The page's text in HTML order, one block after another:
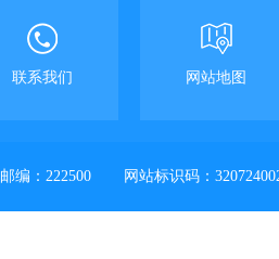
联系我们 网站地图
邮编：222500 网站标识码：